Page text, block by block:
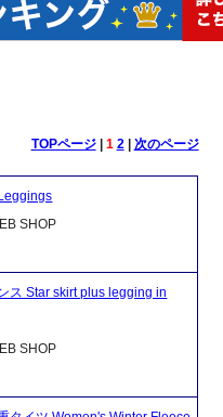
TOPページ| 1 2| 次のページ
SHOP
ス Star skirt plus legging in
SHOP